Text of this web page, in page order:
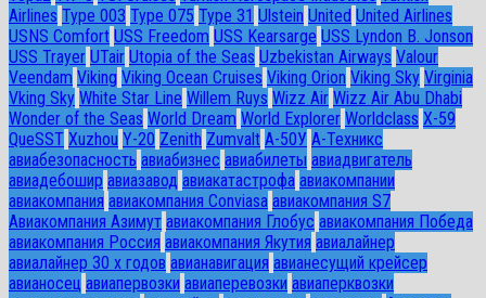
Airlines Type 003 Type 075 Type 31 Ulstein United United Airlines
USNS Comfort USS Freedom USS Kearsarge USS Lyndon B. Jonson
USS Trayer UTair Utopia of the Seas Uzbekistan Airways Valour
Veendam Viking Viking Ocean Cruises Viking Orion Viking Sky Virginia
Vking Sky White Star Line Willem Ruys Wizz Air Wizz Air Abu Dhabi
Wonder of the Seas World Dream World Explorer Worldclass X-59
QueSST Xuzhou Y-20 Zenith Zumvalt А-50У А-Техникс
авиабезопасность авиабизнес авиабилеты авиадвигатель
авиадебошир авиазавод авиакатастрофа авиакомпании
авиакомпания авиакомпания Conviasa авиакомпания S7
Авиакомпания Азимут авиакомпания Глобус авиакомпания Победа
авиакомпания Россия авиакомпания Якутия авиалайнер
авиалайнер 30 х годов авианавигация авианесущий крейсер
авианосец авиапервозки авиаперевозки авиаперквозки